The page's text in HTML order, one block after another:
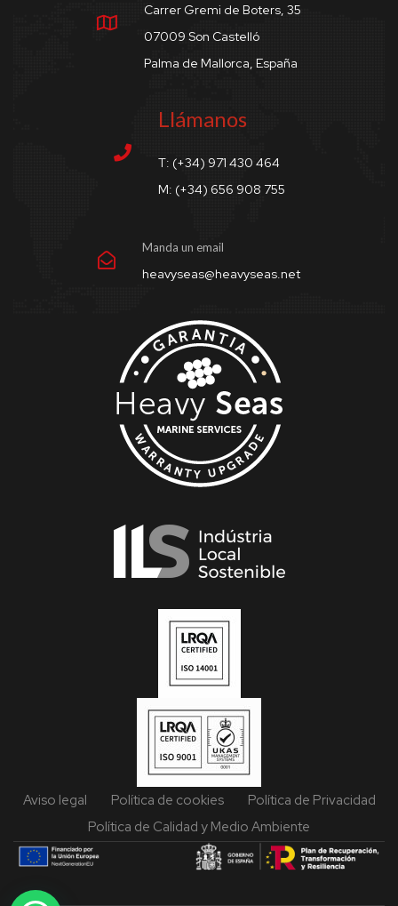
Carrer Gremi de Boters, 35
07009 Son Castelló
Palma de Mallorca, España
Llámanos
T: (+34) 971 430 464
M: (+34) 656 908 755
Manda un email
heavyseas@heavyseas.net
Aviso legal Política de cookies
Política de Privacidad
Política de Calidad y Medio Ambiente